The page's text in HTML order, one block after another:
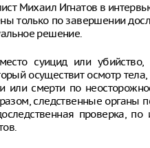
Михаил Игнатов в
только по завершении
решение.
суицид или
осуществит осмотр
или смерти по
следственные
проверка, по